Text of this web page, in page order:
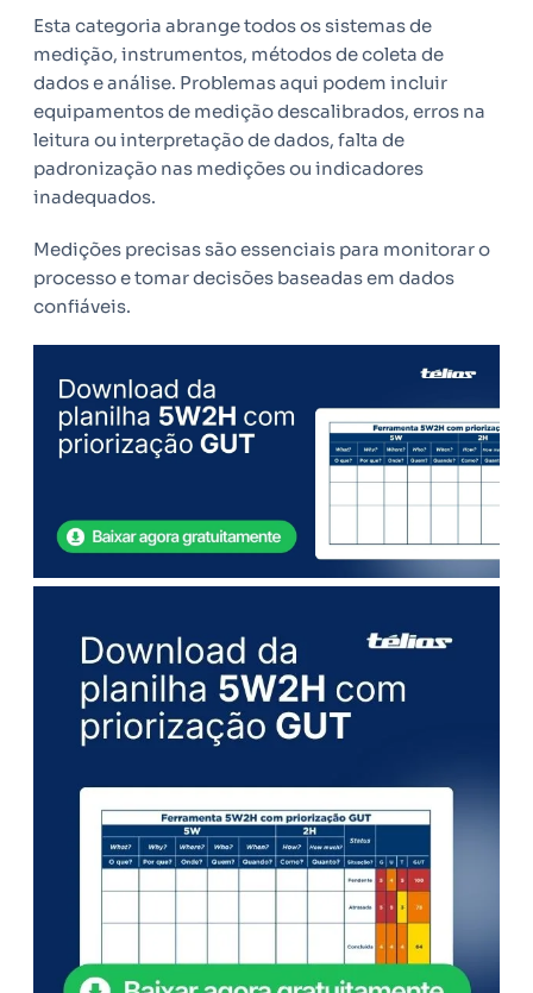
Esta categoria abrange todos os sistemas de
medição, instrumentos, métodos de coleta de
dados e análise. Problemas aqui podem incluir
equipamentos de medição descalibrados, erros na
leitura ou interpretação de dados, falta de
padronização nas medições ou indicadores
inadequados.
Medições precisas são essenciais para monitorar o
processo e tomar decisões baseadas em dados
confiáveis.